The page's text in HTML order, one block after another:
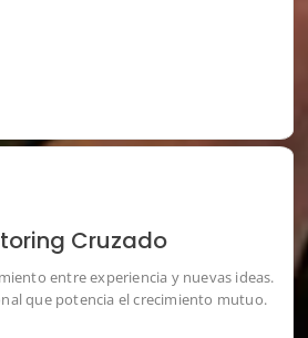
Cruzado
entre experiencia y nuevas ideas.
que potencia el crecimiento mutuo.
ideas.
que potencia el crecimiento mutuo.